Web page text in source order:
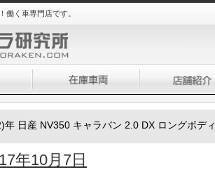
働く車専門店です。
年 日産 NV350 キャラバン 2.0 DX ロングボデ
年10月7日